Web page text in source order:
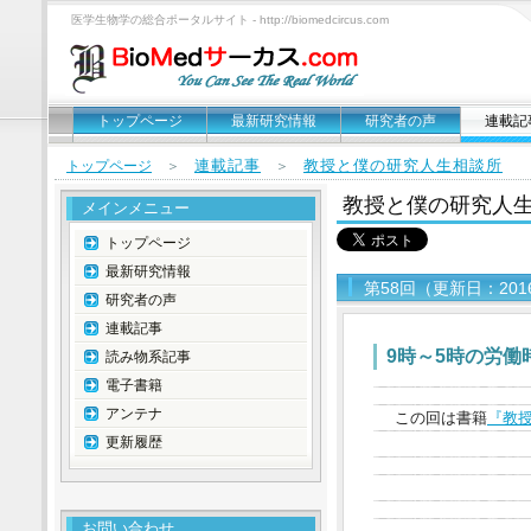
医学生物学の総合ポータルサイト - http://biomedcircus.com
トップページ 最新研究情報 研究者の声 連載記
トップページ ＞ 連載記事 ＞ 教授と僕の研究人生相談所
教授と僕の研究人
第58回（更新日：
9時～5時の労働
この回は書籍 『教
メインメニュー
トップページ
最新研究情報
研究者の声
連載記事
読み物系記事
電子書籍
アンテナ
更新履歴